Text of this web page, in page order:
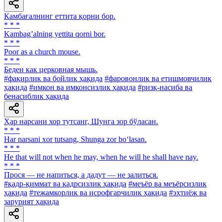
Камбағалнинг еттита қорни бор.
* * *
Kambagʼalning yettita qorni bor.
* * *
Poor as a church mouse.
* * *
Беден как церковная мышь.
#фақирлик ва бойлик ҳақида #фаровонлик ва етишмовчилик
ҳақида #имкон ва имконсизлик ҳақида #ризқ-насиба ва
бенасиблик ҳақида
Ҳар нарсани хор тутсанг, Шунга зор бўласан.
* * *
Har narsani xor tutsang, Shunga zor bo‘lasan.
* * *
Не that will not when he may, when he will he shall have nay.
* * *
Прося — не напиться, а дадут — не залиться.
#қадр-қиммат ва қадрсизлик ҳақида #меъёр ва меъёрсизлик
ҳақида #тежамкорлик ва исрофгарчилик ҳақида #эҳтиёж ва
зарурият ҳақида